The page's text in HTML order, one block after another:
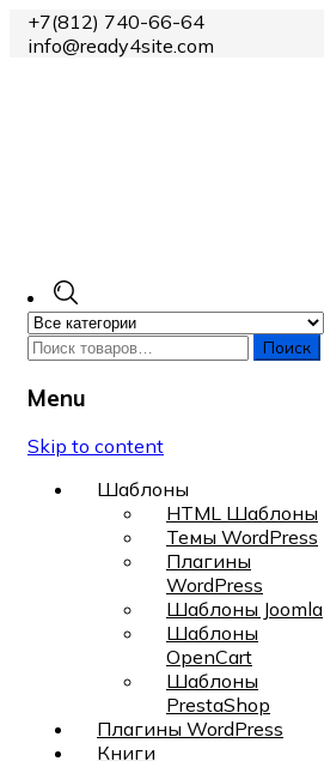
+7(812) 740-66-64
info@ready4site.com
Поиск
Menu
Skip to content
Шаблоны
HTML Шаблоны
Темы WordPress
Плагины
WordPress
Шаблоны Joomla
Шаблоны
OpenCart
Шаблоны
PrestaShop
Плагины WordPress
Книги